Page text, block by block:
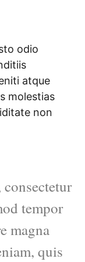
odio
atque
molestias
non
tempor
magna
quis